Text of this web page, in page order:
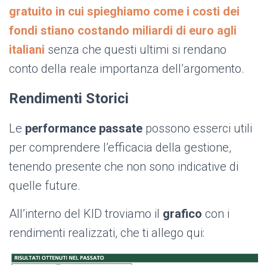
gratuito in cui spieghiamo come i costi dei
fondi stiano costando miliardi di euro agli
italiani senza che questi ultimi si rendano
conto della reale importanza dell’argomento.
Rendimenti Storici
Le performance passate possono esserci utili
per comprendere l’efficacia della gestione,
tenendo presente che non sono indicative di
quelle future.
All’interno del KID troviamo il grafico con i
rendimenti realizzati, che ti allego qui: